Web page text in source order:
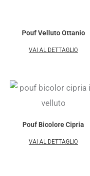
Pouf Velluto Ottanio
VAI AL DETTAGLIO
Pouf Bicolore Cipria
VAI AL DETTAGLIO